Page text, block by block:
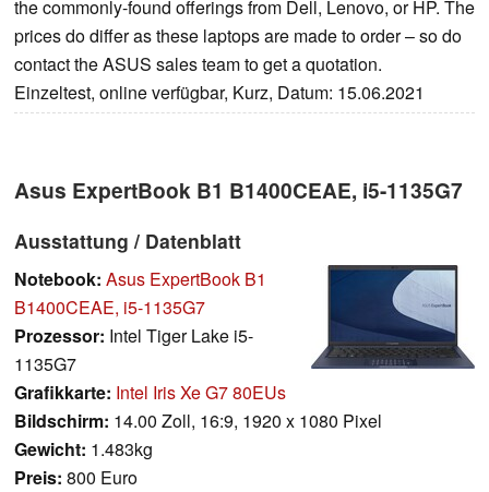
the commonly-found offerings from Dell, Lenovo, or HP. The
prices do differ as these laptops are made to order – so do
contact the ASUS sales team to get a quotation.
Einzeltest, online verfügbar, Kurz, Datum: 15.06.2021
Asus ExpertBook B1 B1400CEAE, i5-1135G7
Ausstattung / Datenblatt
Notebook: Asus ExpertBook B1
B1400CEAE, i5-1135G7
Prozessor: Intel Tiger Lake i5-
1135G7
Grafikkarte: Intel Iris Xe G7 80EUs
Bildschirm: 14.00 Zoll, 16:9, 1920 x 1080 Pixel
Gewicht: 1.483kg
Preis: 800 Euro